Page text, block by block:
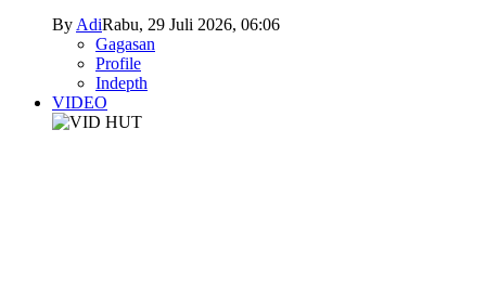
ByAdiRabu, 29 Juli 2026, 06:06
Gagasan
Profile
Indepth
VIDEO